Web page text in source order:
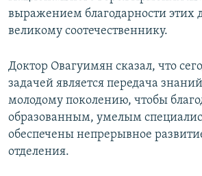
выражением благодарности этих
великому соотечественнику.
Доктор Овагуимян сказал, что
задачей является передача
молодому поколению, чтобы
образованным, умелым
обеспечены непрерывное
отделения.